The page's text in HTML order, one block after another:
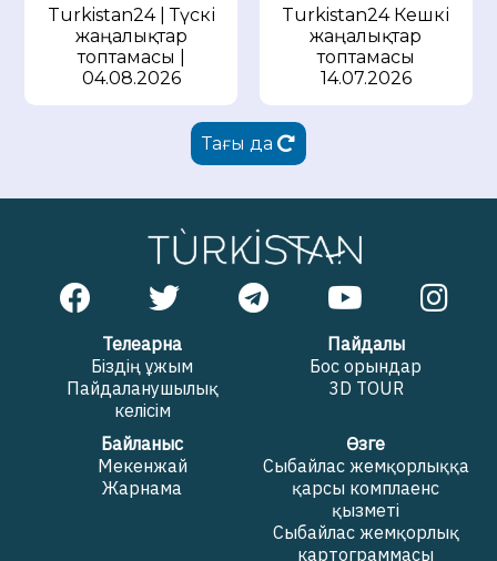
Turkistan24 | Түскі
жаңалықтар
топтамасы |
04.08.2026
Turkistan24 Кешкі
жаңалықтар
топтамасы
14.07.2026
Тағы да
Телеарна
Біздің ұжым
Пайдаланушылық
келісім
Пайдалы
Бос орындар
3D TOUR
Байланыс
Мекенжай
Жарнама
Өзге
Сыбайлас жемқорлыққа
қарсы комплаенс
қызметі
Сыбайлас жемқорлық
картограммасы